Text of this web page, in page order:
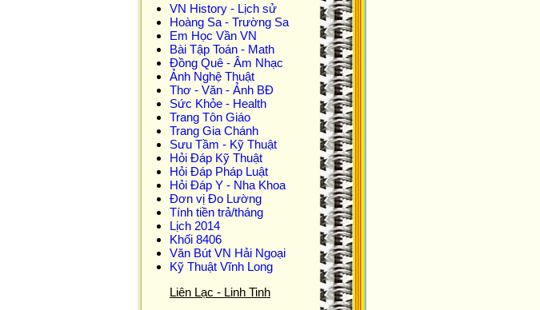
VN History - Lịch sử
Hoàng Sa - Trường Sa
Em Học Vần VN
Bài Tập Toán - Math
Đồng Quê - Âm Nhạc
Ảnh Nghệ Thuật
Thơ - Văn - Ảnh BĐ
Sức Khỏe - Health
Trang Tôn Giáo
Trang Gia Chánh
Sưu Tầm - Kỹ Thuật
Hỏi Đáp Kỹ Thuật
Hỏi Đáp Pháp Luật
Hỏi Đáp Y - Nha Khoa
Đơn vị Đo Lường
Tính tiền trả/tháng
Lịch 2014
Khối 8406
Văn Bút VN Hải Ngoại
Kỹ Thuật Vĩnh Long
Liên Lạc - Linh Tinh